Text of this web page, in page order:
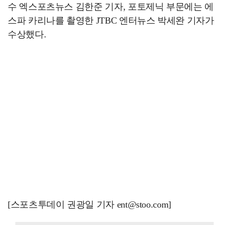
수 엑스포츠뉴스 김한준 기자, 포토제닉 부문에는 에
스파 카리나를 촬영한 JTBC 엔터뉴스 박세완 기자가
수상했다.
[스포츠투데이 권광일 기자 ent@stoo.com]